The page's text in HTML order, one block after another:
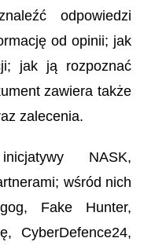
odpowiedzi
od opinii; jak
jak ją rozpoznać
zawiera także
zalecenia.
NASK,
wśród nich
Fake Hunter,
CyberDefence24,